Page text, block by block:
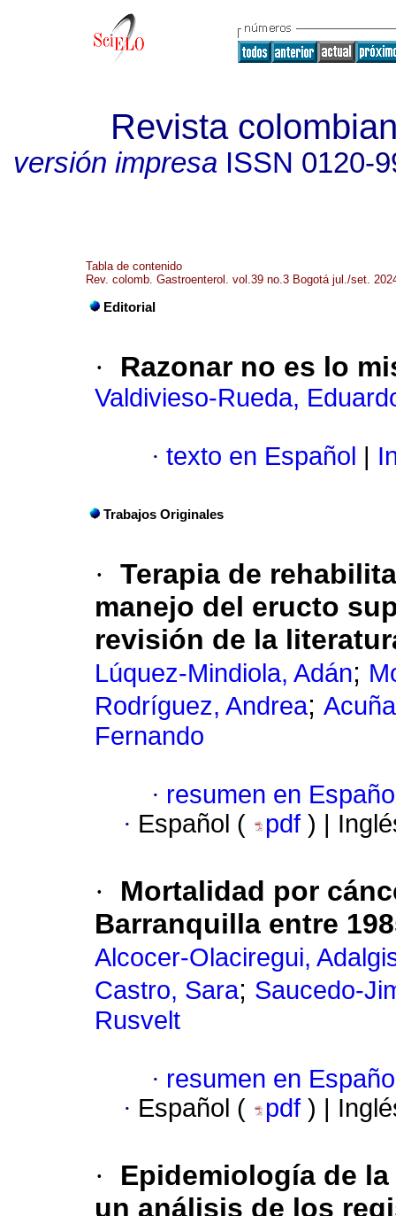
Revista
versión impresaISSN 0120-
Tabla de contenido
Rev. colomb. Gastroenterol. vol.39 no.3 Bogotá jul./set.
Editorial
· Razonar no es lo
Valdivieso-Rueda,
· texto en Español
Trabajos Originales
· Terapia de
manejo del eructo
revisión de la
Lúquez-Mindiola, Adán;
Rodríguez, Andrea;
Fernando
· resumen en
· Español ( pdf ) |
·
Mortalidad por
Barranquilla entre
Alcocer-Olaciregui,
Castro, Sara; Saucedo-
Rusvelt
· resumen en
· Español ( pdf ) |
·
Epidemiología de
un análisis de los